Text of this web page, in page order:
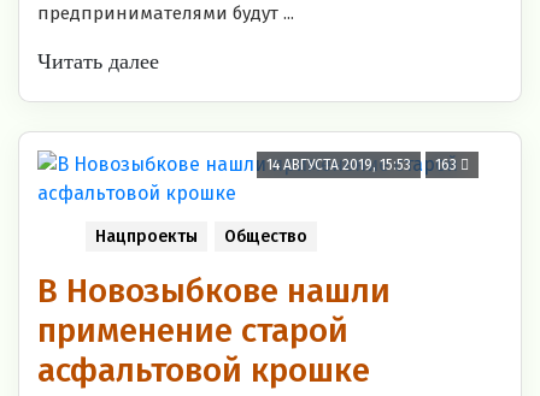
предпринимателями будут ...
Читать далее
14 АВГУСТА 2019, 15:53 163
Нацпроекты Общество
В Новозыбкове нашли
применение старой
асфальтовой крошке